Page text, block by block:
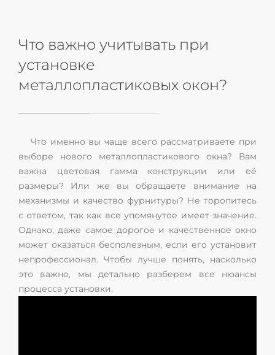
Что важно учитывать при
установке
металлопластиковых окон?
Что именно вы чаще всего рассматриваете при
выборе нового металлопластикового окна? Вам
важна цветовая гамма конструкции или её
размеры? Или же вы обращаете внимание на
механизмы и качество фурнитуры? Не торопитесь
с ответом, так как все упомянутое имеет значение.
Однако, даже самое дорогое и качественное окно
может оказаться бесполезным, если его установит
непрофессионал. Чтобы лучше понять, насколько
это важно, мы детально разберем все нюансы
процесса установки.